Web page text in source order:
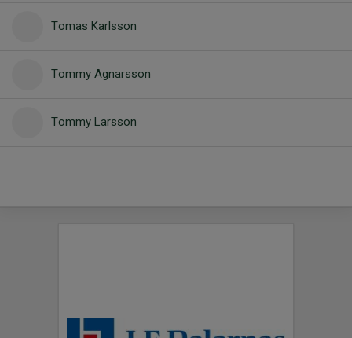
Tomas Karlsson
Tommy Agnarsson
Tommy Larsson